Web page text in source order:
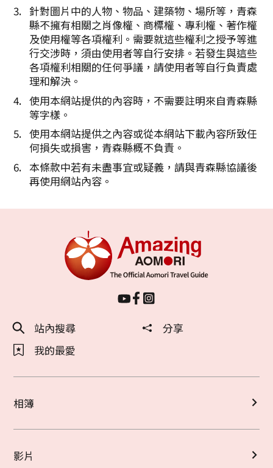
針對圖片中的人物、物品、建築物、場所等，青森
縣不擁有相關之肖像權、商標權、專利權、著作權
及使用權等各項權利。需要就這些權利之授予等進
行交涉時，須由使用者等自行安排。若發生與這些
各項權利相關的任何爭議，請使用者等自行負責處
理和解決。
使用本網站提供的內容時，不需要註明來自青森縣
等字樣。
使用本網站提供之內容或從本網站下載內容所致任
何損失或損害，青森縣概不負責。
本條款中若有未盡事宜或疑義，請與青森縣協議後
再使用網站內容。
站內搜尋
分享
我的最愛
相簿
影片